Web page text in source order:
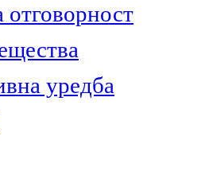
отговорност
уредба